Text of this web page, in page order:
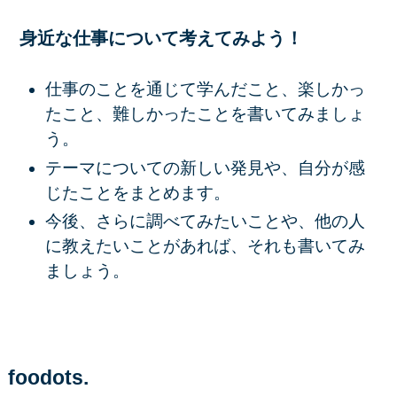
身近な仕事について考えてみよう！
仕事のことを通じて学んだこと、楽しかっ
たこと、難しかったことを書いてみましょ
う。
テーマについての新しい発見や、自分が感
じたことをまとめます。
今後、さらに調べてみたいことや、他の人
に教えたいことがあれば、それも書いてみ
ましょう。
foodots.